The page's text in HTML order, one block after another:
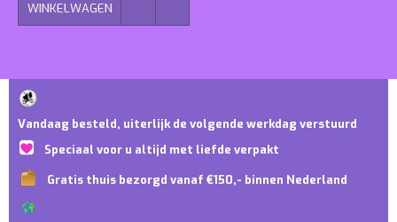
WINKELWAGEN
Vandaag besteld, uiterlijk de volgende werkdag verstuurd
Speciaal voor u altijd met liefde verpakt
Gratis thuis bezorgd vanaf €150,- binnen Nederland